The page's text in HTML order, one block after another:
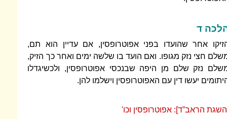
ד
אחר שהועדו בפני אפוטרופסין, אם עדיין הוא תם,
חצי נזק מגופו. ואם הועד בו שלשה ימים ואחר כך הזיק,
נזק שלם מן היפה שבנכסי אפוטרופסין, ולכשיגדלו
יעשו דין עם האפוטרופסין וישלמו להן.
הראב”ד]: אפוטרופסין וכו'